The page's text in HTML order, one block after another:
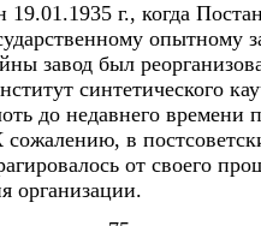
19.01.1935 г., когда
опытному
завод был
синтетического
до недавнего времени
в
от своего
организации.